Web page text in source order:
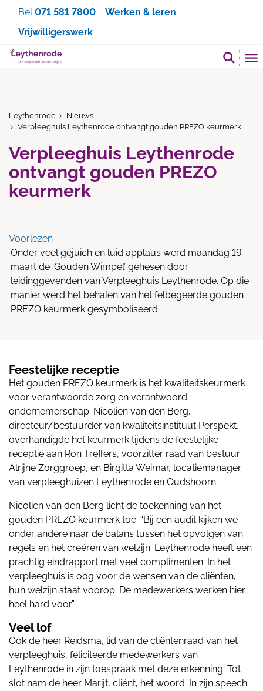
Bel071 581 7800
Werken & leren
Vrijwilligerswerk
Leythenrode
Nieuws
Verpleeghuis Leythenrode ontvangt gouden PREZO keurmerk
Verpleeghuis Leythenrode
ontvangt gouden PREZO
keurmerk
Voorlezen
Onder veel gejuich en luid applaus werd maandag 19
maart de ‘Gouden Wimpel’ gehesen door
leidinggevenden van Verpleeghuis Leythenrode. Op die
manier werd het behalen van het felbegeerde gouden
PREZO keurmerk gesymboliseerd.
Feestelijke receptie
Het gouden PREZO keurmerk is hét kwaliteitskeurmerk
voor verantwoorde zorg en verantwoord
ondernemerschap. Nicolien van den Berg,
directeur/bestuurder van kwaliteitsinstituut Perspekt,
overhandigde het keurmerk tijdens de feestelijke
receptie aan Ron Treffers, voorzitter raad van bestuur
Alrijne Zorggroep, en Birgitta Weimar, locatiemanager
van verpleeghuizen Leythenrode en Oudshoorn.
Nicolien van den Berg licht de toekenning van het
gouden PREZO keurmerk toe: “Bij een audit kijken we
onder andere naar de balans tussen het opvolgen van
regels en het creëren van welzijn. Leythenrode heeft een
prachtig eindrapport met veel complimenten. In het
verpleeghuis is oog voor de wensen van de cliënten,
hun welzijn staat voorop. De medewerkers werken hier
heel hard voor.”
Veel lof
Ook de heer Reidsma, lid van de cliëntenraad van het
verpleeghuis, feliciteerde medewerkers van
Leythenrode in zijn toespraak met deze erkenning. Tot
slot nam de heer Marijt, cliënt, het woord. In zijn speech